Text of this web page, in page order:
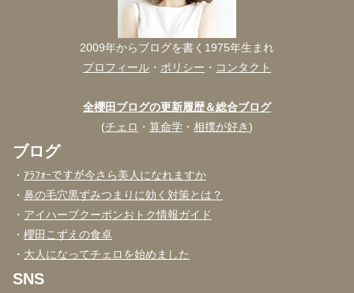
2009年からブログを書く1975年生まれ
プロフィール ・ ポリシー ・ コンタクト
全櫻田ブログの更新履歴＆総合ブログ
(チェロ ・ 算命学 ・ 相撲が好き)
ブログ
・ ｱﾗﾌｫｰですが今さら美人になれますか
・ 鼻の毛穴黒ずみつまりに効く対策とは？
・ アイハーブクーポンおトク情報ガイド
・ 櫻田こずえの食卓
・ 大人になってチェロを始めました
SNS